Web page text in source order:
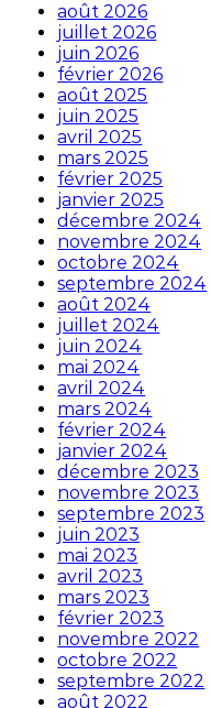
août 2026
juillet 2026
juin 2026
février 2026
août 2025
juin 2025
avril 2025
mars 2025
février 2025
janvier 2025
décembre 2024
novembre 2024
octobre 2024
septembre 2024
août 2024
juillet 2024
juin 2024
mai 2024
avril 2024
mars 2024
février 2024
janvier 2024
décembre 2023
novembre 2023
septembre 2023
juin 2023
mai 2023
avril 2023
mars 2023
février 2023
novembre 2022
octobre 2022
septembre 2022
août 2022